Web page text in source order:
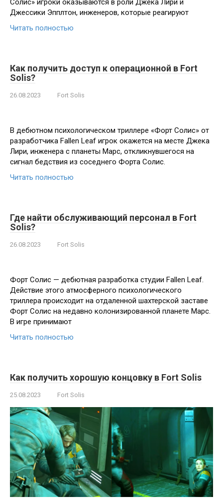
Солис» игроки оказываются в роли Джека Лири и
Джессики Эпплтон, инженеров, которые реагируют
Читать полностью
Как получить доступ к операционной в Fort
Solis?
26.08.2023 Fort Solis
В дебютном психологическом триллере «Форт Солис» от
разработчика Fallen Leaf игрок окажется на месте Джека
Лири, инженера с планеты Марс, откликнувшегося на
сигнал бедствия из соседнего Форта Солис.
Читать полностью
Где найти обслуживающий персонал в Fort
Solis?
26.08.2023 Fort Solis
Форт Солис — дебютная разработка студии Fallen Leaf.
Действие этого атмосферного психологического
триллера происходит на отдаленной шахтерской заставе
Форт Солис на недавно колонизированной планете Марс.
В игре принимают
Читать полностью
Как получить хорошую концовку в Fort Solis
25.08.2023 Fort Solis